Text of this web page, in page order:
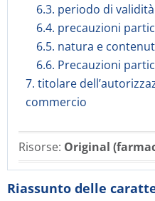
6.3. periodo di validità
6.4. precauzioni
6.5. natura e
6.6. Precauzioni
7. titolare
commercio
Risorse: Original
Riassunto delle